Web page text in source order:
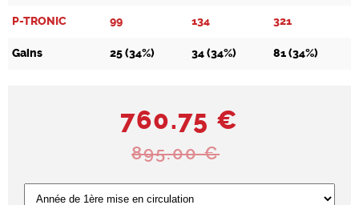
P-TRONIC 99 134 321
Gains 25 (34%) 34 (34%) 81 (34%)
760.75 €
895.00 €